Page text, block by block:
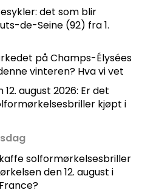
det som blir
de-Seine (92) fra 1.
på Champs-Élysées
vinteren? Hva vi vet
august 2026: Er det
kjøpt i
solformørkelsesbriller
den 12. august i